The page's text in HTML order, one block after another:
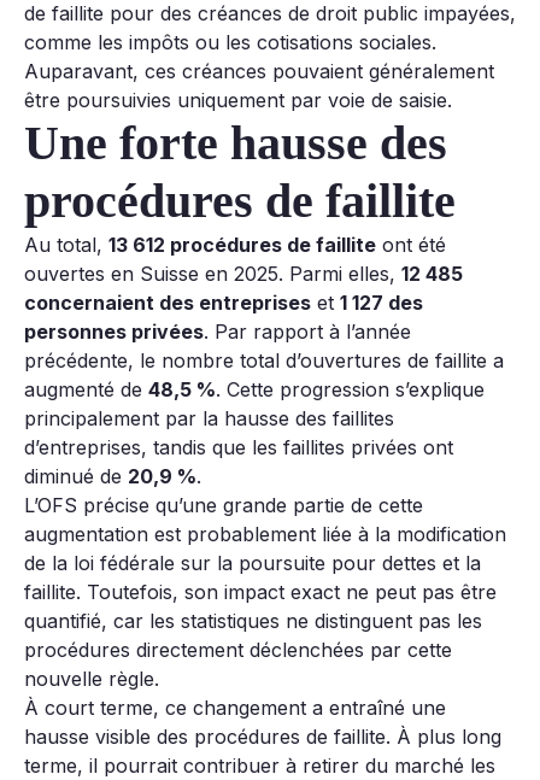
de faillite pour des créances de droit public impayées,
comme les impôts ou les cotisations sociales.
Auparavant, ces créances pouvaient généralement
être poursuivies uniquement par voie de saisie.
Une forte hausse des
procédures de faillite
Au total, 13 612 procédures de faillite ont été
ouvertes en Suisse en 2025. Parmi elles, 12 485
concernaient des entreprises et 1 127 des
personnes privées. Par rapport à l’année
précédente, le nombre total d’ouvertures de faillite a
augmenté de 48,5 %. Cette progression s’explique
principalement par la hausse des faillites
d’entreprises, tandis que les faillites privées ont
diminué de 20,9 %.
L’OFS précise qu’une grande partie de cette
augmentation est probablement liée à la modification
de la loi fédérale sur la poursuite pour dettes et la
faillite. Toutefois, son impact exact ne peut pas être
quantifié, car les statistiques ne distinguent pas les
procédures directement déclenchées par cette
nouvelle règle.
À court terme, ce changement a entraîné une
hausse visible des procédures de faillite. À plus long
terme, il pourrait contribuer à retirer du marché les